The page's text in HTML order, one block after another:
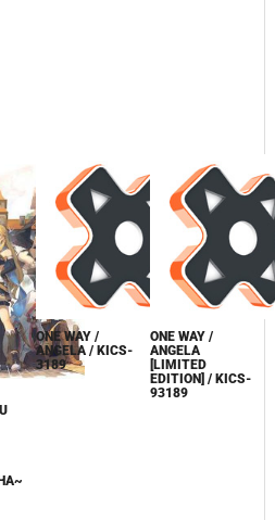
ONE WAY /
ANGELA / KICS-
3189
ONE WAY /
ANGELA
[LIMITED
EDITION] / KICS-
93189